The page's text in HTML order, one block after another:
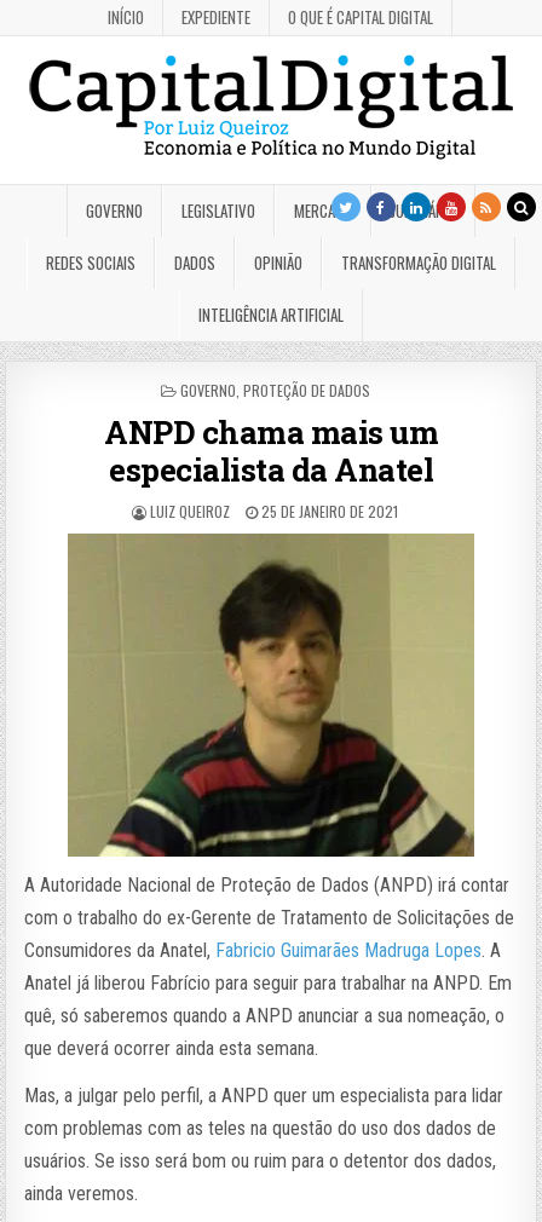
INÍCIO EXPEDIENTE O QUE É CAPITAL DIGITAL
GOVERNO LEGISLATIVO MERCADO JUDICIÁRIO
REDES SOCIAIS DADOS OPINIÃO TRANSFORMAÇÃO DIGITAL
INTELIGÊNCIA ARTIFICIAL
POSTED
GOVERNO PROTEÇÃO DE DADOS
ANPD chama mais um
especialista da Anatel
LUIZ QUEIROZ 25 DE JANEIRO DE 2021
A Autoridade Nacional de Proteção de Dados (ANPD) irá contar
com o trabalho do ex-Gerente de Tratamento de Solicitações de
Consumidores da Anatel, Fabricio Guimarães Madruga Lopes. A
Anatel já liberou Fabrício para seguir para trabalhar na ANPD. Em
quê, só saberemos quando a ANPD anunciar a sua nomeação, o
que deverá ocorrer ainda esta semana.
Mas, a julgar pelo perfil, a ANPD quer um especialista para lidar
com problemas com as teles na questão do uso dos dados de
usuários. Se isso será bom ou ruim para o detentor dos dados,
ainda veremos.